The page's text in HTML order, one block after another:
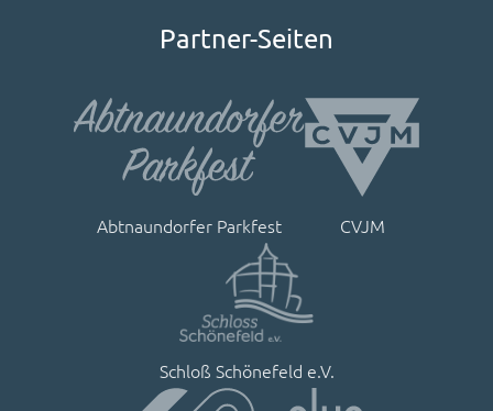
Partner-Seiten
Abtnaundorfer Parkfest CVJM
Schloß Schönefeld e.V.